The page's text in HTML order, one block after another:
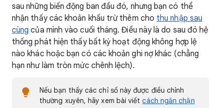
sau những biến động ban đầu đó, nhưng bạn có thể
nhận thấy các khoản khấu trừ thêm cho thu nhập sau
cùng của mình vào cuối tháng. Điều này là do sau đó hệ
thống phát hiện thấy bất kỳ hoạt động không hợp lệ
nào khác hoặc bạn có các khoản ghi nợ khác (chẳng
hạn như làm tròn mức chênh lệch).
Nếu bạn thấy các chỉ số này được điều chỉnh
thường xuyên, hãy xem bài viếtcách ngăn chặn